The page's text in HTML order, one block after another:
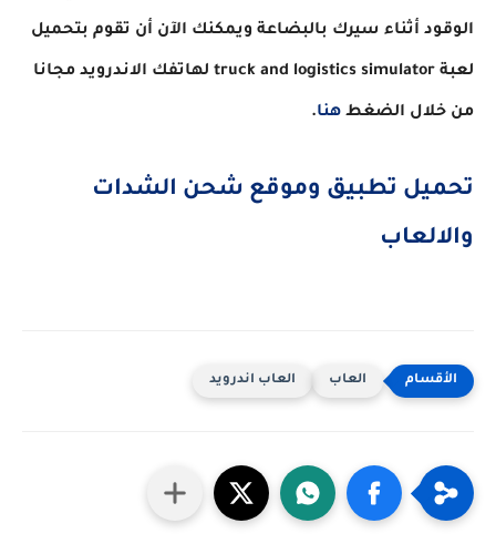
الوقود أثناء سيرك بالبضاعة ويمكنك الآن أن تقوم بتحميل
لعبة truck and logistics simulator لهاتفك الاندرويد مجانا
من خلال الضغط هنا.
تحميل تطبيق وموقع شحن الشدات
والالعاب
العاب العاب اندرويد